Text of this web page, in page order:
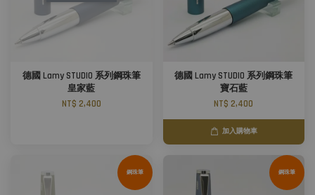
德國 Lamy STUDIO 系列鋼珠筆
皇家藍
NT$ 2,400
德國 Lamy STUDIO 系列鋼珠筆
寶石藍
NT$ 2,400
加入購物車
鋼珠筆 鋼珠筆